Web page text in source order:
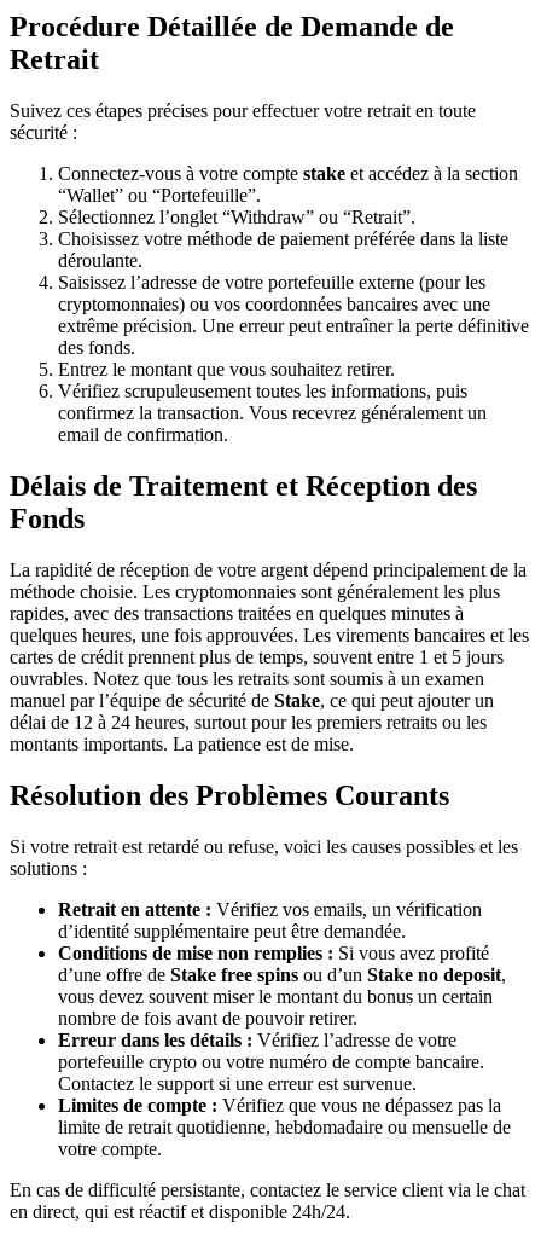
Procédure Détaillée de Demande de
Retrait
Suivez ces étapes précises pour effectuer votre retrait en toute
sécurité :
Connectez-vous à votre compte stake et accédez à la section
“Wallet” ou “Portefeuille”.
Sélectionnez l’onglet “Withdraw” ou “Retrait”.
Choisissez votre méthode de paiement préférée dans la liste
déroulante.
Saisissez l’adresse de votre portefeuille externe (pour les
cryptomonnaies) ou vos coordonnées bancaires avec une
extrême précision. Une erreur peut entraîner la perte définitive
des fonds.
Entrez le montant que vous souhaitez retirer.
Vérifiez scrupuleusement toutes les informations, puis
confirmez la transaction. Vous recevrez généralement un
email de confirmation.
Délais de Traitement et Réception des
Fonds
La rapidité de réception de votre argent dépend principalement de la
méthode choisie. Les cryptomonnaies sont généralement les plus
rapides, avec des transactions traitées en quelques minutes à
quelques heures, une fois approuvées. Les virements bancaires et les
cartes de crédit prennent plus de temps, souvent entre 1 et 5 jours
ouvrables. Notez que tous les retraits sont soumis à un examen
manuel par l’équipe de sécurité de Stake, ce qui peut ajouter un
délai de 12 à 24 heures, surtout pour les premiers retraits ou les
montants importants. La patience est de mise.
Résolution des Problèmes Courants
Si votre retrait est retardé ou refuse, voici les causes possibles et les
solutions :
Retrait en attente : Vérifiez vos emails, un vérification
d’identité supplémentaire peut être demandée.
Conditions de mise non remplies : Si vous avez profité
d’une offre de Stake free spins ou d’un Stake no deposit,
vous devez souvent miser le montant du bonus un certain
nombre de fois avant de pouvoir retirer.
Erreur dans les détails : Vérifiez l’adresse de votre
portefeuille crypto ou votre numéro de compte bancaire.
Contactez le support si une erreur est survenue.
Limites de compte : Vérifiez que vous ne dépassez pas la
limite de retrait quotidienne, hebdomadaire ou mensuelle de
votre compte.
En cas de difficulté persistante, contactez le service client via le chat
en direct, qui est réactif et disponible 24h/24.